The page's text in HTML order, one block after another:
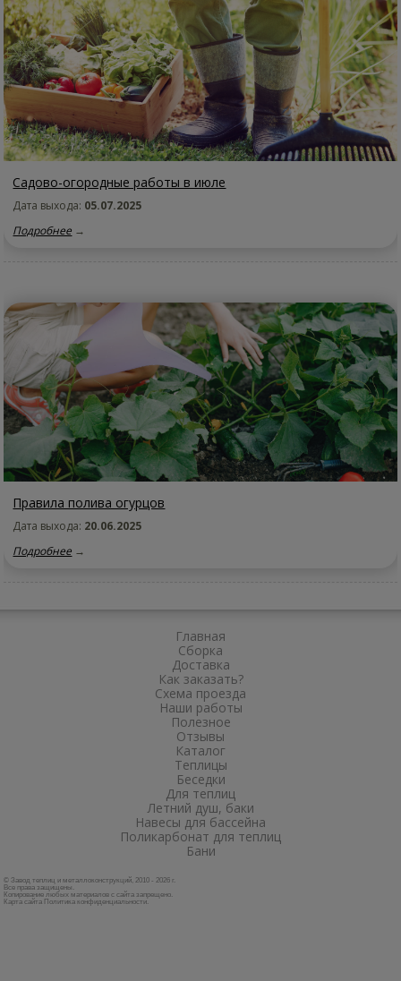
Садово-огородные работы в июле
Дата выхода: 05.07.2025
Подробнее →
Правила полива огурцов
Дата выхода: 20.06.2025
Подробнее →
Главная
Сборка
Доставка
Как заказать?
Схема проезда
Наши работы
Полезное
Отзывы
Каталог
Теплицы
Беседки
Для теплиц
Летний душ, баки
Навесы для бассейна
Поликарбонат для теплиц
Бани
© Завод теплиц и металлоконструкций, 2010 - 2026 г.
Все права защищены.
Копирование любых материалов с сайта запрещено.
Карта сайта Политика конфиденциальности.